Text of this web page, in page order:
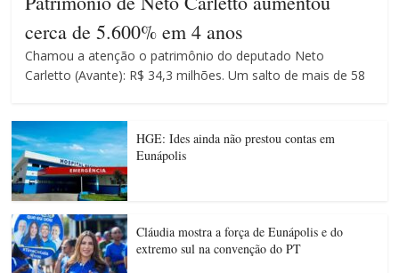
cerca de 5.600% em 4 anos
Chamou a atenção o patrimônio do deputado Neto
Carletto (Avante): R$ 34,3 milhões. Um salto de mais de 58
HGE: Ides ainda não prestou contas em
Eunápolis
Cláudia mostra a força de Eunápolis e do
extremo sul na convenção do PT